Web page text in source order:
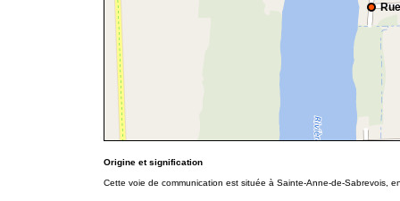
Origine et signification
Cette voie de communication est située à Sainte-Anne-de-Sabrevois,